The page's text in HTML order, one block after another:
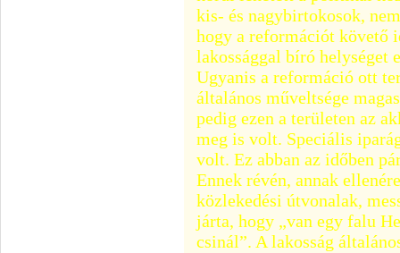
kis- és nagybirtokosok,
hogy a reformációt követő
lakossággal bíró helységet
Ugyanis a reformáció ott
általános műveltsége
pedig ezen a területen az
meg is volt. Speciális
volt. Ez abban az időben
Ennek révén, annak
közlekedési útvonalak,
járta, hogy „van egy falu
csinál”. A lakosság